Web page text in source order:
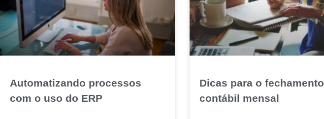
Automatizando processos
com o uso do ERP
Dicas para o fechamento
contábil mensal